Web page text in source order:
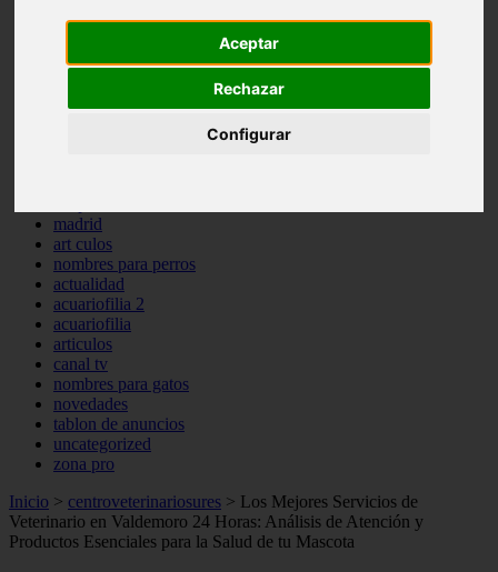
Aceptar
Rechazar
Configurar
cr a
especies invasoras
agua
madrid
art culos
nombres para perros
actualidad
acuariofilia 2
acuariofilia
articulos
canal tv
nombres para gatos
novedades
tablon de anuncios
uncategorized
zona pro
Inicio > centroveterinariosures > Los Mejores Servicios de
Veterinario en Valdemoro 24 Horas: Análisis de Atención y
Productos Esenciales para la Salud de tu Mascota